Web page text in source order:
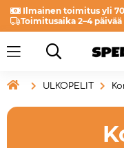
Ilmainen toimitus yli
Toimitusaika 2–4 päivää
 ULKOPELIT